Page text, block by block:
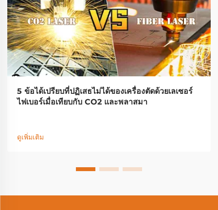
5 ข้อได้เปรียบที่ปฏิเสธไม่ได้ของเครื่องตัดด้วยเลเซอร์
ไฟเบอร์เมื่อเทียบกับ CO2 และพลาสมา
ดูเพิ่มเติม